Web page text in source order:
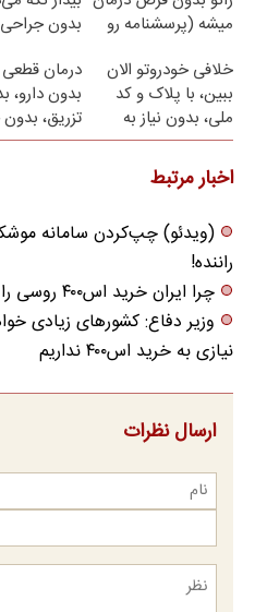
میشه (پرسشنامه رو
بدون
خلافی خودروتو الان
ببین، با پلاک و کد
ملی، بدون نیاز به
مراجعه حضوری
درمان قطعی
بدون دارو،
تزریق،
اخبار مرتبط
راننده!
چرا ایران خرید اس‌۴۰۰ روسی را رد کرد؟
وزیر دفاع: کشور‌های زیادی
نیازی به خرید اس۴۰۰ نداریم
ارسال نظرات